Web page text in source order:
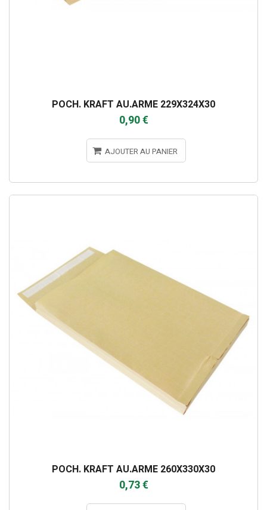
POCH. KRAFT AU.ARME 229X324X30
0,90 €
AJOUTER AU PANIER
POCH. KRAFT AU.ARME 260X330X30
0,73 €